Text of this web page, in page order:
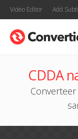
Video Editor Add
CDDA